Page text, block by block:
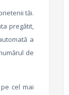
tăi.
pregătit,
a
de
cel mai